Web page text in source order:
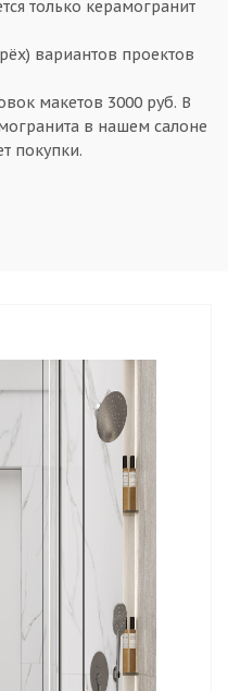
только керамогранит
вариантов проектов
макетов 3000 руб. В
в нашем салоне
покупки.